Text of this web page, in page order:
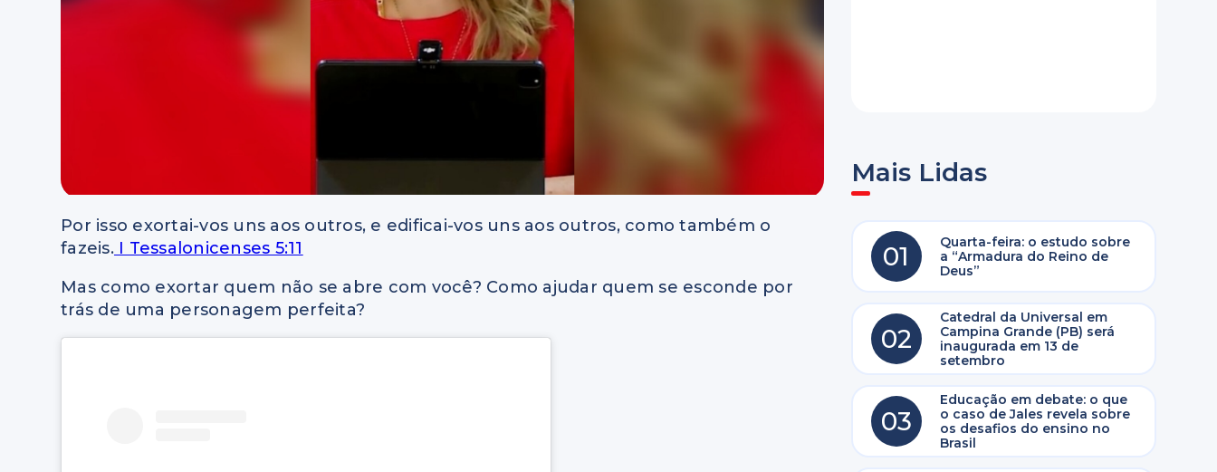
Por isso exortai-vos uns aos outros, e edificai-vos uns aos outros, como também o
fazeis.I Tessalonicenses 5:11
Mas como exortar quem não se abre com você? Como ajudar quem se esconde por
trás de uma personagem perfeita?
Mais Lidas
01
Quarta-feira: o estudo sobre
a “Armadura do Reino de
Deus”
02
Catedral da Universal em
Campina Grande (PB) será
inaugurada em 13 de
setembro
03
Educação em debate: o que
o caso de Jales revela sobre
os desafios do ensino no
Brasil